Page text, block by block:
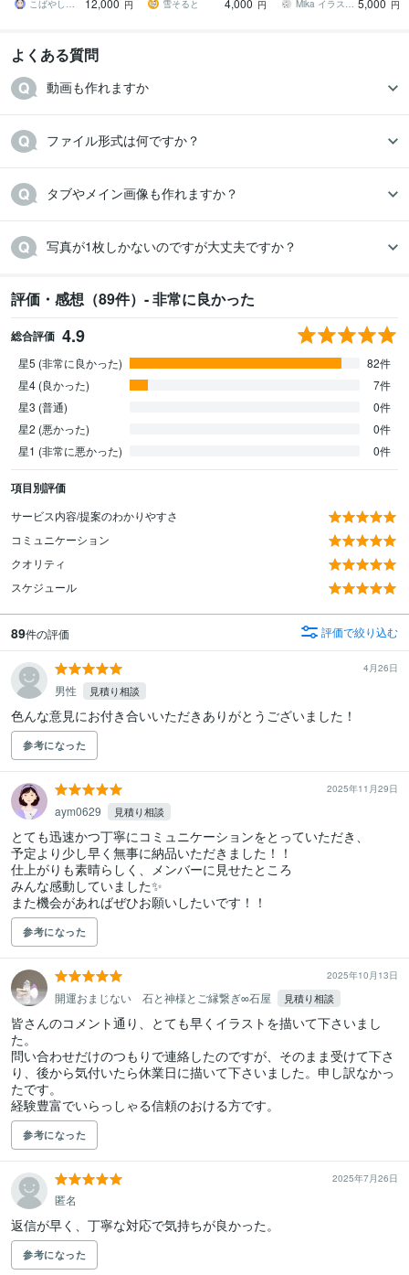
こばやしけい
12,000 円
に対応いたします
雪そると
4,000 円
Mika イラストレーター 5,000 円
よくある質問
動画も作れますか
ファイル形式は何ですか？
タブやメイン画像も作れますか？
写真が1枚しかないのですが大丈夫ですか？
評価・感想（89件）- 非常に良かった
総合評価 4.9
星5 (非常に良かった)
82件
星4 (良かった)
7件
星3 (普通)
0件
星2 (悪かった)
0件
星1 (非常に悪かった)
0件
項目別評価
サービス内容/提案のわかりやすさ
コミュニケーション
クオリティ
スケジュール
89件の評価 評価で絞り込む
4月26日
男性 見積り相談
色んな意見にお付き合いいただきありがとうございました！
参考になった
2025年11月29日
aym0629 見積り相談
とても迅速かつ丁寧にコミュニケーションをとっていただき、
予定より少し早く無事に納品いただきました！！
仕上がりも素晴らしく、メンバーに見せたところ
みんな感動していました✨
また機会があればぜひお願いしたいです！！
参考になった
2025年10月13日
開運おまじない 石と神様とご縁繋ぎ∞石屋 見積り相談
皆さんのコメント通り、とても早くイラストを描いて下さいまし
た。
問い合わせだけのつもりで連絡したのですが、そのまま受けて下さ
り、後から気付いたら休業日に描いて下さいました。申し訳なかっ
たです。
経験豊富でいらっしゃる信頼のおける方です。
参考になった
2025年7月26日
匿名
返信が早く、丁寧な対応で気持ちが良かった。
参考になった